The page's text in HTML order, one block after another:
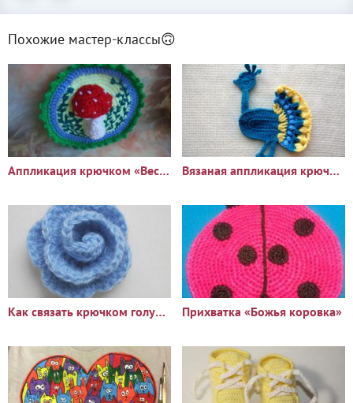
Похожие мастер-классы🙃
Аппликация крючком «Весеннее настроение» Вязаная аппликация крючком "павлин"
Как связать крючком голубую розочку Прихватка «Божья коровка»